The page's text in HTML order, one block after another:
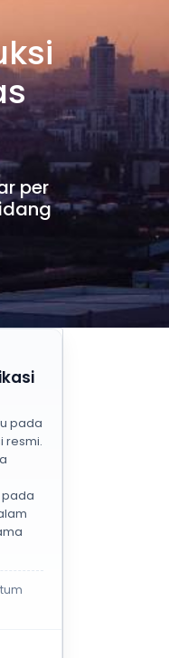
per
pada
resmi.
pada